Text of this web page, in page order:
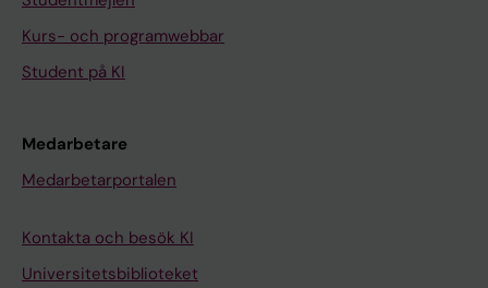
Kurs- och programwebbar
Student på KI
Medarbetare
Medarbetarportalen
Kontakta och besök KI
Universitetsbiblioteket